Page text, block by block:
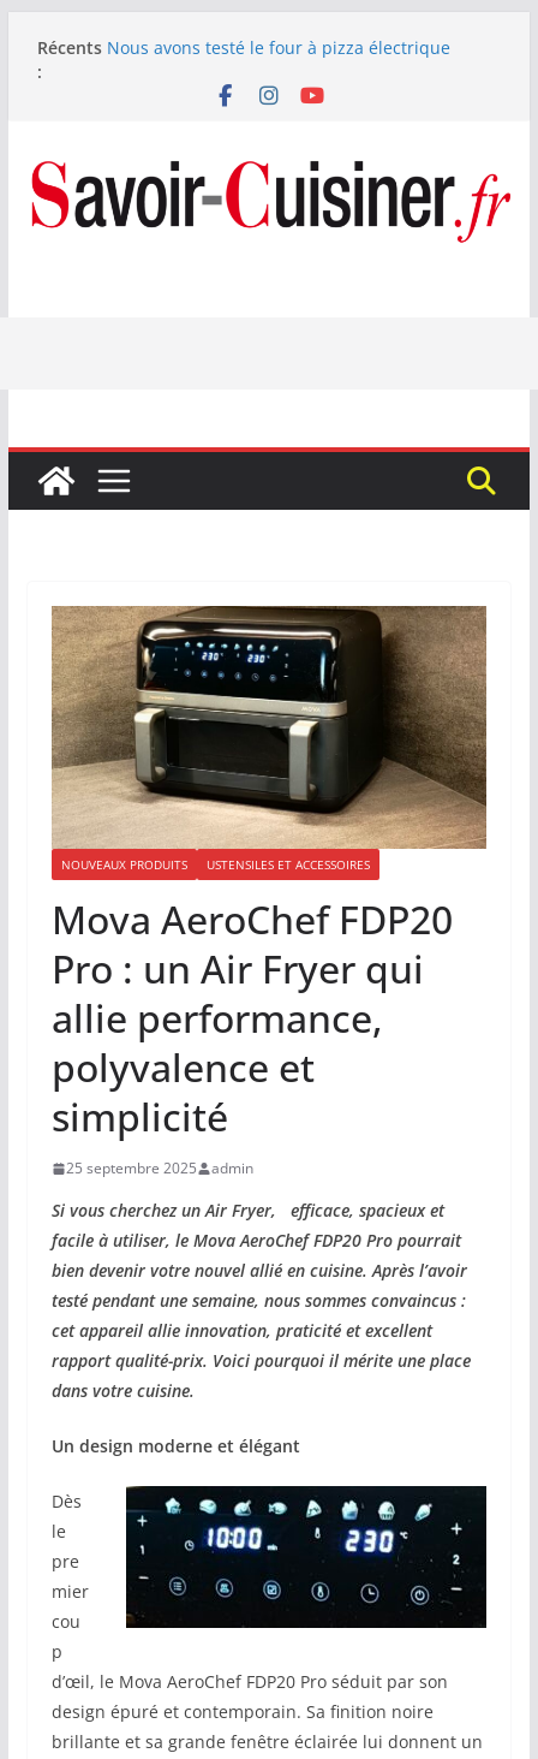
Récents
:
Paris
Lagrange : tient-il ses promesses ?
Fête des Pères : le digestif se fait gourmand avec
Laphroaig et Arnaud Larher
Catawiki met aux enchères un whisky japonais
NOUVEAUX PRODUITS USTENSILES ET ACCESSOIRES
Mova AeroChef FDP20
Pro : un Air Fryer qui
allie performance,
polyvalence et
simplicité
25 septembre 2025 admin
Si vous cherchez un Air Fryer, efficace, spacieux et
facile à utiliser, le Mova AeroChef FDP20 Pro pourrait
bien devenir votre nouvel allié en cuisine. Après l’avoir
testé pendant une semaine, nous sommes convaincus :
cet appareil allie innovation, praticité et excellent
rapport qualité-prix. Voici pourquoi il mérite une place
dans votre cuisine.
Un design moderne et élégant
Dès
le
pre
mier
cou
p
d’œil, le Mova AeroChef FDP20 Pro séduit par son
design épuré et contemporain. Sa finition noire
brillante et sa grande fenêtre éclairée lui donnent un